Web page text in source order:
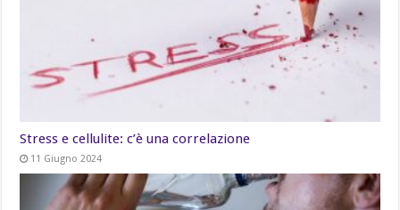
Stress e cellulite: c’è una correlazione
11 Giugno 2024